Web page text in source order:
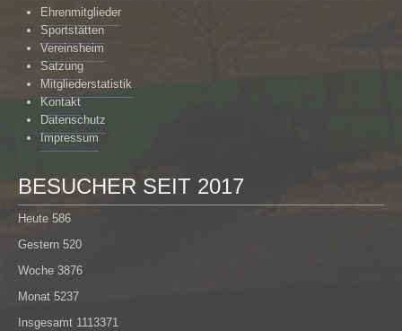
Ehrenmitglieder
Sportstätten
Vereinsheim
Satzung
Mitgliederstatistik
Kontakt
Datenschutz
Impressum
BESUCHER SEIT 2017
Heute 586
Gestern 520
Woche 3876
Monat 5237
Insgesamt 1113371